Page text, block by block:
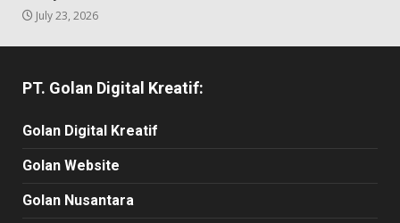
July 23, 2026
PT. Golan Digital Kreatif:
Golan Digital Kreatif
Golan Website
Golan Nusantara